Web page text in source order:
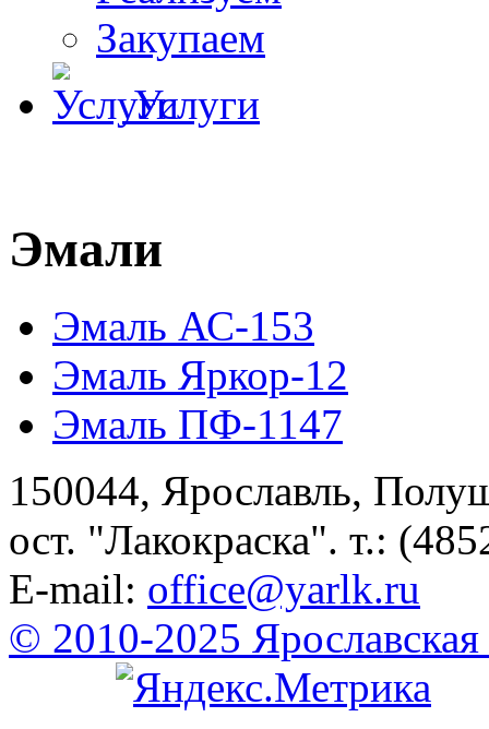
Закупаем
Услуги
Эмали
Эмаль АС-153
Эмаль Яркор-12
Эмаль ПФ-1147
150044, Ярославль,
ост. "Лакокраска". т.:
E-mail: office@yarlk.ru
© 2010-2025